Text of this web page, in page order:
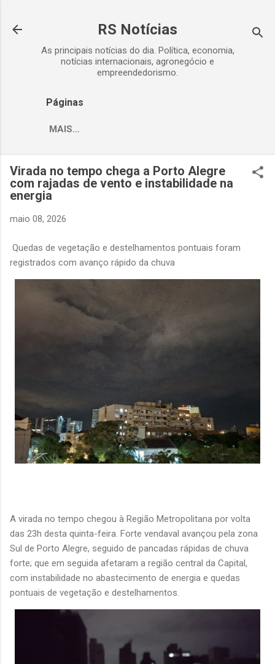
RS Notícias
As principais notícias do dia. Política, economia,
notícias internacionais, agronegócio e
empreendedorismo.
Páginas
MAIS…
Virada no tempo chega a Porto Alegre
com rajadas de vento e instabilidade na
energia
maio 08, 2026
Quedas de vegetação e destelhamentos pontuais foram
registrados com avanço rápido da chuva
A virada no tempo chegou à Região Metropolitana por volta
das 23h desta quinta-feira. Forte vendaval avançou pela zona
Sul de Porto Alegre, seguido de pancadas rápidas de chuva
forte; que em seguida afetaram a região central da Capital,
com instabilidade no abastecimento de energia e quedas
pontuais de vegetação e destelhamentos.